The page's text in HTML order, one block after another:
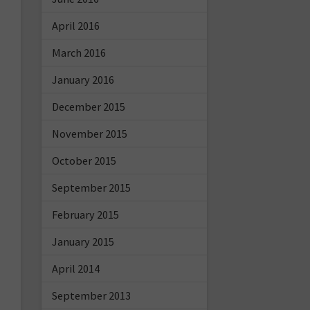
April 2016
March 2016
January 2016
December 2015
November 2015
October 2015
September 2015
February 2015
January 2015
April 2014
September 2013